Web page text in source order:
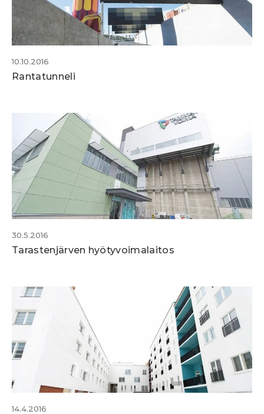
10.10.2016
Rantatunneli
30.5.2016
Tarastenjärven hyötyvoimalaitos
14.4.2016